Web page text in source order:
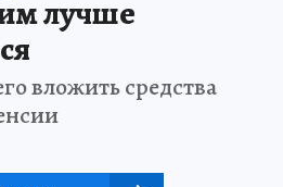
лучше
вложить средства